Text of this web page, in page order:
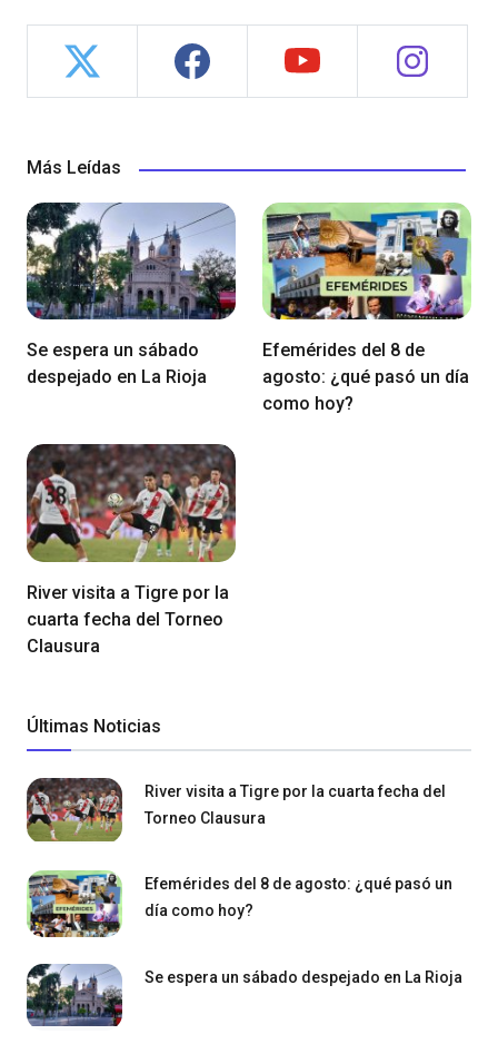
Más Leídas
Se espera un sábado
despejado en La Rioja
Efemérides del 8 de
agosto: ¿qué pasó un día
como hoy?
River visita a Tigre por la
cuarta fecha del Torneo
Clausura
Últimas Noticias
River visita a Tigre por la cuarta fecha del
Torneo Clausura
Efemérides del 8 de agosto: ¿qué pasó un
día como hoy?
Se espera un sábado despejado en La Rioja